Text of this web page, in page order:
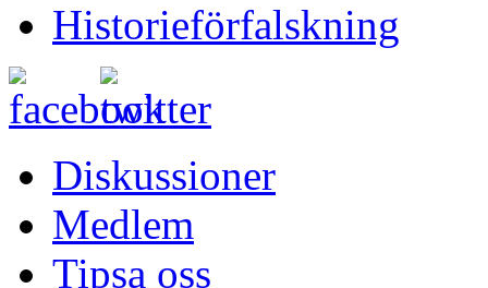
Historieförfalskning
Diskussioner
Medlem
Tipsa oss